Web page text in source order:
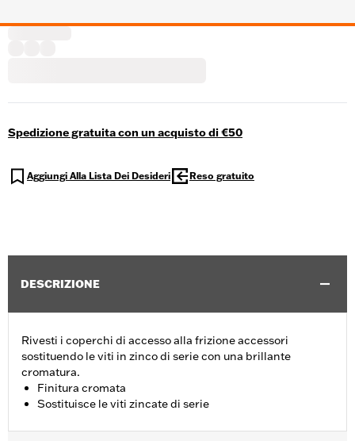
Spedizione gratuita con un acquisto di €50
Aggiungi Alla Lista Dei Desideri Reso gratuito
DESCRIZIONE
Rivesti i coperchi di accesso alla frizione accessori
sostituendo le viti in zinco di serie con una brillante
cromatura.
Finitura cromata
Sostituisce le viti zincate di serie